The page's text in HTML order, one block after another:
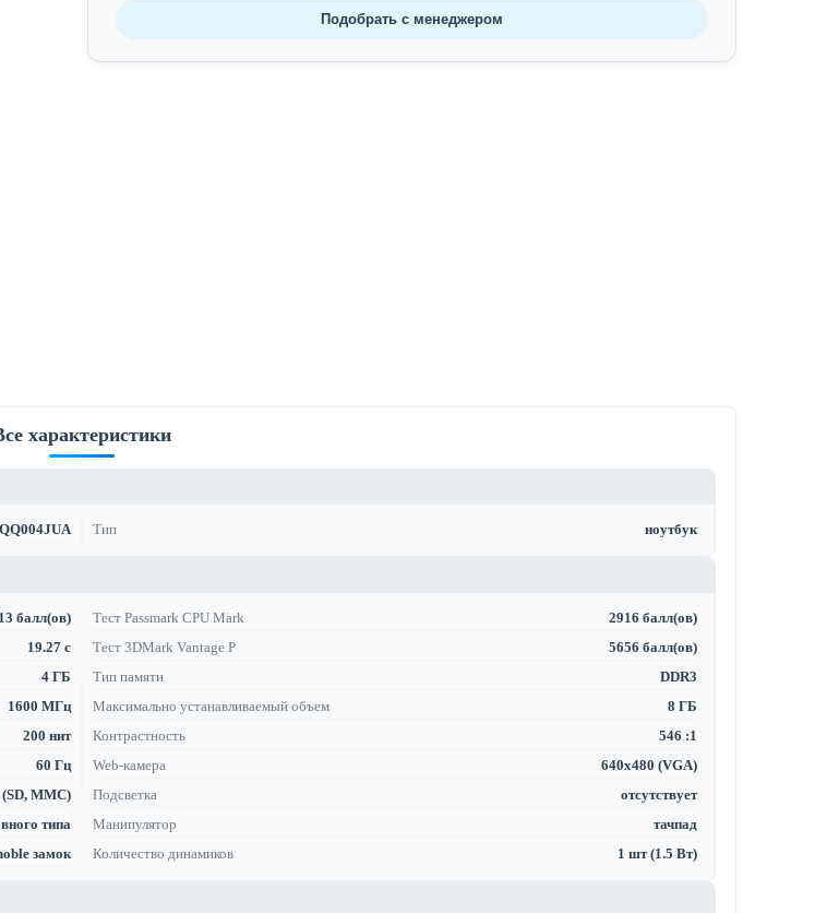
Подобрать с менеджером
характеристики
Тип ноутбук
балл(ов) Тест Passmark CPU Mark
2916 балл(ов)
19.27 с Тест 3DMark Vantage P
5656 балл(ов)
4 ГБ Тип памяти
DDR3
1600 МГц Максимально устанавливаемый объем
8 ГБ
200 нит Контрастность
546 :1
60 Гц Web-камера
640x480 (VGA)
MMC) Подсветка
отсутствует
типа Манипулятор
тачпад
замок Количество динамиков 1 шт (1.5 Вт)